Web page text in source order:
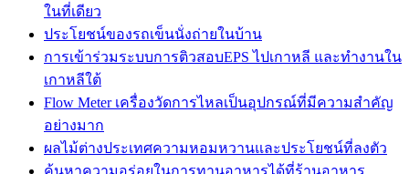
ในที่เดียว
ประโยชน์ของรถเข็นนั่งถ่ายในบ้าน
การเข้าร่วมระบบการติวสอบEPS ไปเกาหลี และทำงานใน
เกาหลีใต้
Flow Meter เครื่องวัดการไหลเป็นอุปกรณ์ที่มีความสำคัญ
อย่างมาก
ผลไม้ต่างประเทศความหอมหวานและประโยชน์ที่ลงตัว
ค้นหาความอร่อยในการทานอาหารได้ที่ร้านอาหาร